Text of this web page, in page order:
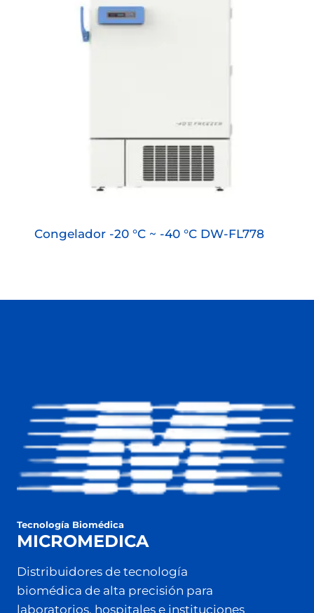
Congelador -20 °C ~ -40 °C DW-FL778
Tecnología Biomédica
MICROMEDICA
Distribuidores de tecnología
biomédica de alta precisión para
laboratorios, hospitales e instituciones